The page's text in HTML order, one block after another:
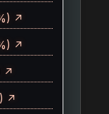
↗
↗
↗
↗